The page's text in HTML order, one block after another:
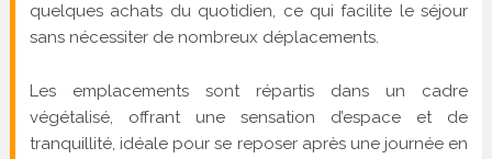
quelques achats du quotidien, ce qui facilite le séjour
sans nécessiter de nombreux déplacements.
Les emplacements sont répartis dans un cadre
végétalisé, offrant une sensation d’espace et de
tranquillité, idéale pour se reposer après une journée en